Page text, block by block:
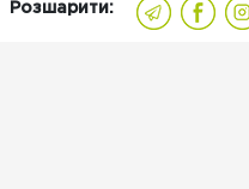
Розшарити: